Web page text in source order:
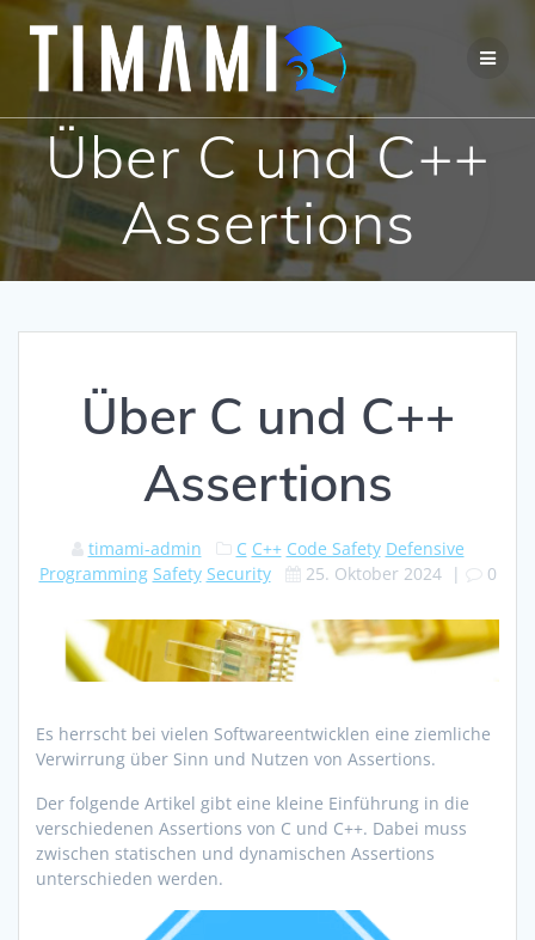
Über C und C++
Assertions
Über C und C++
Assertions
timami-admin C C++ Code Safety Defensive
Programming Safety Security 25. Oktober 2024| 0
Es herrscht bei vielen Softwareentwicklen eine ziemliche
Verwirrung über Sinn und Nutzen von Assertions.
Der folgende Artikel gibt eine kleine Einführung in die
verschiedenen Assertions von C und C++. Dabei muss
zwischen statischen und dynamischen Assertions
unterschieden werden.